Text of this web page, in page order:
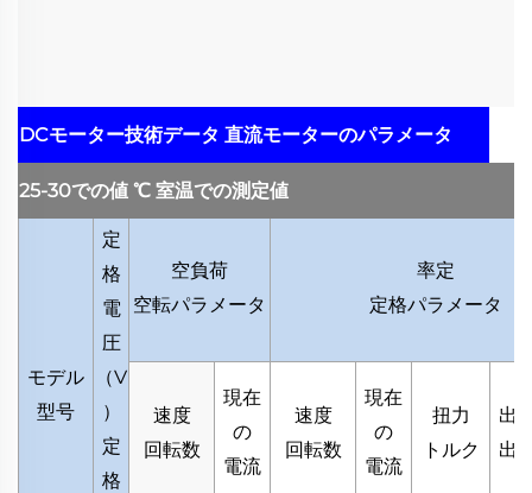
DCモーター技術データ 直流モーターのパラメータ
25-30での値 ℃ 室温での測定値
モデル
型号
定
格
電
圧
（V
）
定
格
空負荷
空転パラメータ
率定
定格パラメータ
速度
回転数
現在
の
電流
速度
回転数
現在
の
電流
扭力
トルク
出
出